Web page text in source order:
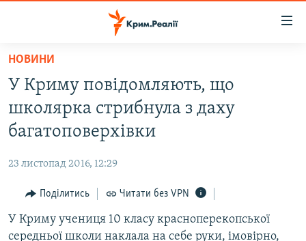
Перейти
основного
матеріалу
Перейти
до
основної
Перейти
пошуку
ВОДА.КРИМ
ВІДЕО ТА ФОТО
БЛОГИ
ПОГЛЯД
ІНТЕРВ'Ю
НОВИНИ
У Криму повідомляють, що
школярка стрибнула з даху
багатоповерхівки
23 листопад 2016, 12:29
Поділитись Читати без VPN
У Криму учениця 10 класу красноперекопської
середньої школи наклала на себе руки, імовірно,